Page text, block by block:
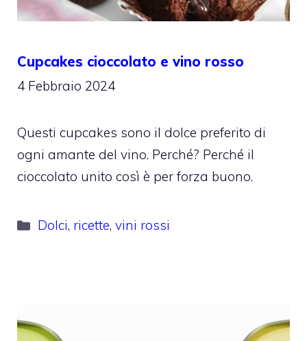
Cupcakes cioccolato e vino rosso
4 Febbraio 2024
Questi cupcakes sono il dolce preferito di
ogni amante del vino. Perché? Perché il
cioccolato unito così è per forza buono.
Categorie
Dolci, ricette,vini rossi